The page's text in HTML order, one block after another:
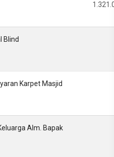
Blind
Karpet Masjid
Alm. Bapak